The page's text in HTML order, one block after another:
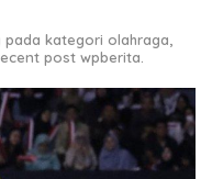
kategori olahraga,
post wpberita.